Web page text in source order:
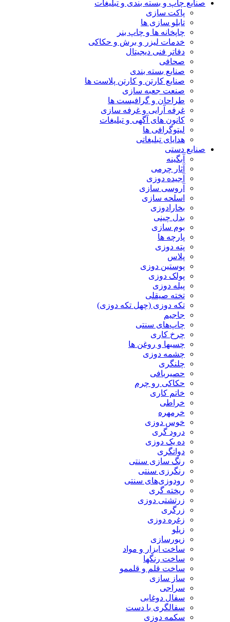
صنایع چاپ و بسته بندی و تبلیغات
پاکت سازی
تابلو سازی ها
چاپخانه ها و چاپ بنر
خدمات لیزر و برش و حکاکی
دفاتر فنی دیجیتال
صحافی
صنایع بسته بندی
صنایع کارتن و کارتن پلاست ها
صنعت جعبه سازی
طراحان و گرافیست ها
غرفه آرایی و غرفه سازی
کانون های آگهی و تبلیغات
لیتوگرافی ها
هدایای تبلیغاتی
صنایع دستی
آبگینه
آثار چرمی
آجیده دوزی
آروسی سازی
اسلحه سازی
بخارادوزی
بدل چینی
بوم سازی
پارچه ها
پته دوزی
پلاس
پوستین دوزی
پولک دوزی
پیله دوزی
تخته صیقلی
تکه دوزی (چهل تکه دوزی)
جاجیم
چاپ‌های سنتی
چرخ کاری
چسبها و روغن ها
چشمه دوزی
چلنگری
حصیربافی
حکاکی رو چرم
خاتم کاری
خراطی
خرمهره
خوس دوزی
درود گری
ده یک دوزی
دواتگری
رنگ سازی سنتی
رنگرزی سنتی
رودوزی‌های سنتی
ریخته گری
زرتشتی دوزی
زرگری
زغره دوزی
زیلو
زیورسازی
ساخت ابزار و مواد
ساخت رنگها
ساخت قلم و قلممو
ساز سازی
سراجی
سفال دوغابی
سفالگری با دست
سکمه دوزی